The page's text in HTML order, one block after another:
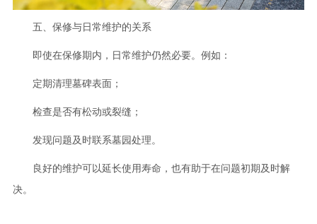
五、保修与日常维护的关系
即使在保修期内，日常维护仍然必要。例如：
定期清理墓碑表面；
检查是否有松动或裂缝；
发现问题及时联系墓园处理。
良好的维护可以延长使用寿命，也有助于在问题初期及时解
决。